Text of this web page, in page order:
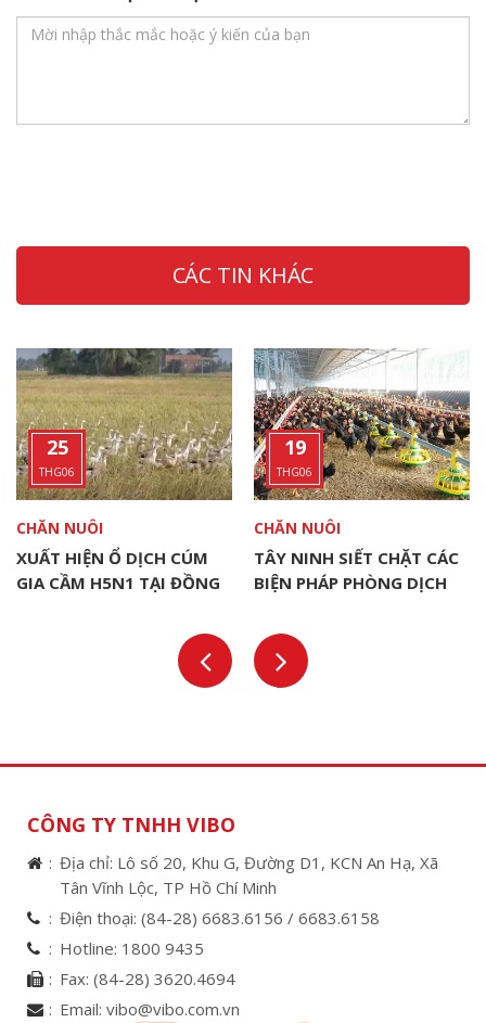
CÁC TIN KHÁC
25
THG06
CHĂN NUÔI
XUẤT HIỆN Ổ DỊCH CÚM
GIA CẦM H5N1 TẠI ĐỒNG
19
THG06
CHĂN NUÔI
TÂY NINH SIẾT CHẶT CÁC
BIỆN PHÁP PHÒNG DỊCH
CÔNG TY TNHH VIBO
Địa chỉ: Lô số 20, Khu G, Đường D1, KCN An Hạ, Xã
Tân Vĩnh Lộc, TP Hồ Chí Minh
Điện thoại: (84-28) 6683.6156 / 6683.6158
Hotline: 1800 9435
Fax: (84-28) 3620.4694
Email: vibo@vibo.com.vn